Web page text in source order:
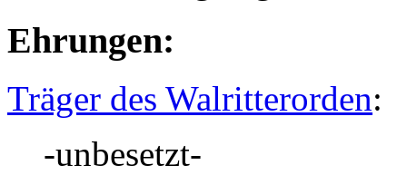
Ehrungen:
Träger des Walritterorden:
-unbesetzt-